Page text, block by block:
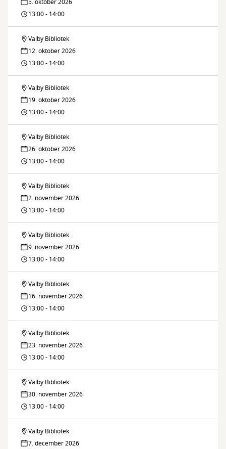
5. oktober 2026
13:00 - 14:00
Fælleslæsning
Valby Bibliotek
12. oktober 2026
13:00 - 14:00
Fælleslæsning
Valby Bibliotek
19. oktober 2026
13:00 - 14:00
Fælleslæsning
Valby Bibliotek
26. oktober 2026
13:00 - 14:00
Fælleslæsning
Valby Bibliotek
2. november 2026
13:00 - 14:00
Fælleslæsning
Valby Bibliotek
9. november 2026
13:00 - 14:00
Fælleslæsning
Valby Bibliotek
16. november 2026
13:00 - 14:00
Fælleslæsning
Valby Bibliotek
23. november 2026
13:00 - 14:00
Fælleslæsning
Valby Bibliotek
30. november 2026
13:00 - 14:00
Fælleslæsning
Valby Bibliotek
7. december 2026